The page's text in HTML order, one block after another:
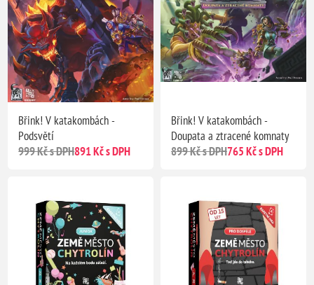
Břink! V katakombách -
Podsvětí
999 Kč s DPH891 Kč s DPH
Břink! V katakombách -
Doupata a ztracené komnaty
899 Kč s DPH765 Kč s DPH